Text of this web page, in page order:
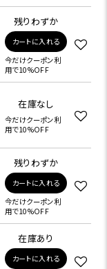
残りわずか
カートに入れる
今だけクーポン利
用で10%OFF
在庫なし
今だけクーポン利
用で10%OFF
残りわずか
カートに入れる
今だけクーポン利
用で10%OFF
在庫あり
カートに入れる